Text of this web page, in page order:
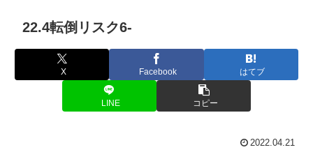
22.4転倒リスク6-
X Facebook はてブ
LINE コピー
2022.04.21